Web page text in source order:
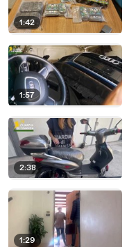
1:42
1:57
2:38
1:29